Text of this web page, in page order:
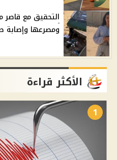
التحقيق مع
ومصرعها وإصابة
الأكثر قراءة
1